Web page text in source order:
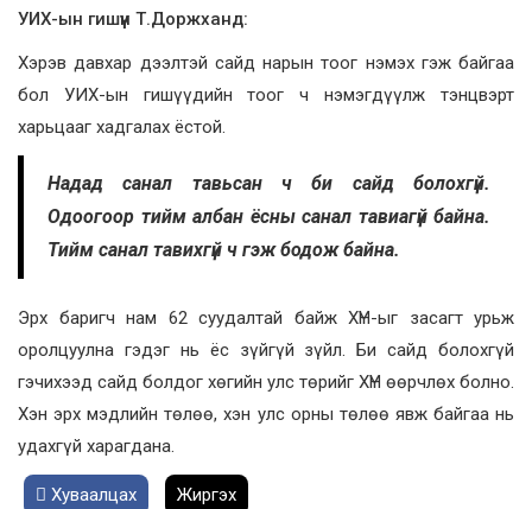
УИХ-ын гишүүн Т.Доржханд:
Хэрэв давхар дээлтэй сайд нарын тоог нэмэх гэж байгаа
бол УИХ-ын гишүүдийн тоог ч нэмэгдүүлж тэнцвэрт
харьцааг хадгалах ёстой.
Надад санал тавьсан ч би сайд болохгүй.
Одоогоор тийм албан ёсны санал тавиагүй байна.
Тийм санал тавихгүй ч гэж бодож байна.
Эрх баригч нам 62 суудалтай байж ХҮН-ыг засагт урьж
оролцуулна гэдэг нь ёс зүйгүй зүйл. Би сайд болохгүй
гэчихээд сайд болдог хөгийн улс төрийг ХҮН өөрчлөх болно.
Хэн эрх мэдлийн төлөө, хэн улс орны төлөө явж байгаа нь
удахгүй харагдана.
Хуваалцах Жиргэх